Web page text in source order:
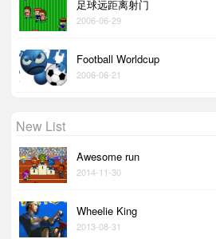
足球远距离射门
2006-06-29
Football Worldcup
2006-06-21
New List
Awesome run
2014-11-30
Wheelie King
2013-08-31